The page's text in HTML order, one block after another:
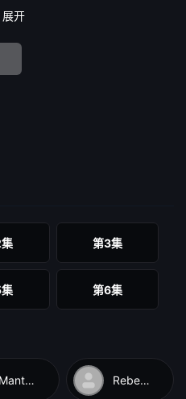
of his childhood loves, he
moved to Stockholm and to
展开
第3集
第6集
Manteus Rebecka